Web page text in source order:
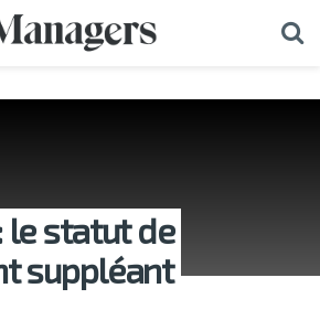
le statut de
suppléant